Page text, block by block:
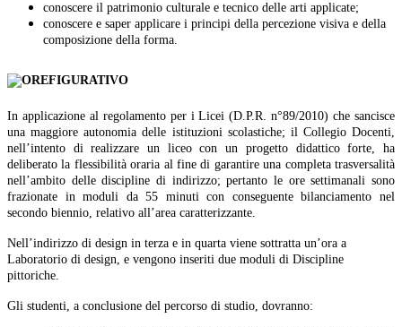
conoscere il patrimonio culturale e tecnico delle arti applicate;
conoscere e saper applicare i principi della percezione visiva e della
composizione della forma.
In applicazione al regolamento per i Licei (D.P.R. n°89/2010) che sancisce
una maggiore autonomia delle istituzioni scolastiche; il Collegio Docenti,
nell’intento di realizzare un liceo con un progetto didattico forte, ha
deliberato la flessibilità oraria al fine di garantire una completa trasversalità
nell’ambito delle discipline di indirizzo; pertanto le ore settimanali sono
frazionate in moduli da 55 minuti con conseguente bilanciamento nel
secondo biennio, relativo all’area caratterizzante.
Nell’indirizzo di design in terza e in quarta viene sottratta un’ora a
Laboratorio di design, e vengono inseriti due moduli di Discipline
pittoriche.
Gli studenti, a conclusione del percorso di studio, dovranno: